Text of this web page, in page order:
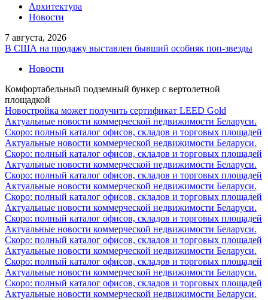
Архитектура
Новости
7 августа, 2026
В США на продажу выставлен бывший особняк поп-звезды
Новости
Комфортабельный подземный бункер с вертолетной
площадкой
Новостройка может получить сертификат LEED Gold
Актуальные новости коммерческой недвижимости Беларуси.
Скоро: полный каталог офисов, складов и торговых площадей
Актуальные новости коммерческой недвижимости Беларуси.
Скоро: полный каталог офисов, складов и торговых площадей
Актуальные новости коммерческой недвижимости Беларуси.
Скоро: полный каталог офисов, складов и торговых площадей
Актуальные новости коммерческой недвижимости Беларуси.
Скоро: полный каталог офисов, складов и торговых площадей
Актуальные новости коммерческой недвижимости Беларуси.
Скоро: полный каталог офисов, складов и торговых площадей
Актуальные новости коммерческой недвижимости Беларуси.
Скоро: полный каталог офисов, складов и торговых площадей
Актуальные новости коммерческой недвижимости Беларуси.
Скоро: полный каталог офисов, складов и торговых площадей
Актуальные новости коммерческой недвижимости Беларуси.
Скоро: полный каталог офисов, складов и торговых площадей
Актуальные новости коммерческой недвижимости Беларуси.